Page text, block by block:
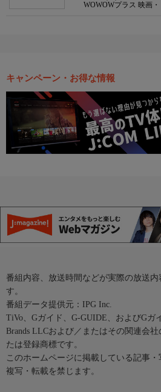
WOWOWプラス 映画
キャンペーン・お得な情報
番組内容、放送時間などが実際の放送
す。
番組データ提供元：IPG Inc.
TiVo、Gガイド、G-GUIDE、およびGガ
Brands LLCおよび／またはその関連会
たは登録商標です。
このホームページに掲載している記事
複写・転載を禁じます。